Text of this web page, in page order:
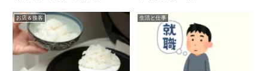
お店＆接客 生活と仕事